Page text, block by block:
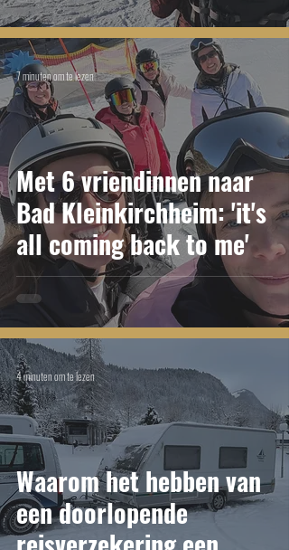
Met 6 vriendinnen naar
Bad Kleinkirchheim: 'it's
all coming back to me'
7 minuten om te lezen
Waarom het hebben van
een doorlopende
4 minuten om te lezen